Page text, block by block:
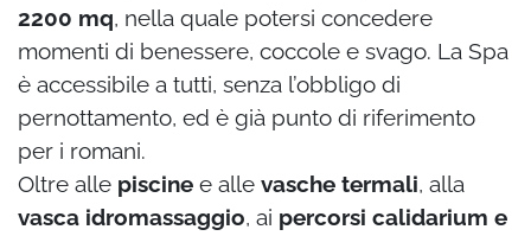
2200 mq, nella quale potersi concedere
momenti di benessere, coccole e svago. La Spa
è accessibile a tutti, senza l’obbligo di
pernottamento, ed è già punto di riferimento
per i romani.
Oltre alle piscine e alle vasche termali, alla
vasca idromassaggio, ai percorsi calidarium e